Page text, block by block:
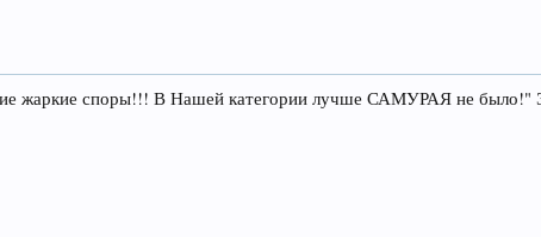
жаркие споры!!! В Нашей категории лучше САМУРАЯ не было!"